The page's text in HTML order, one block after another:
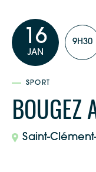
16
JAN
9H30
SPORT
BOUGEZ
Saint-